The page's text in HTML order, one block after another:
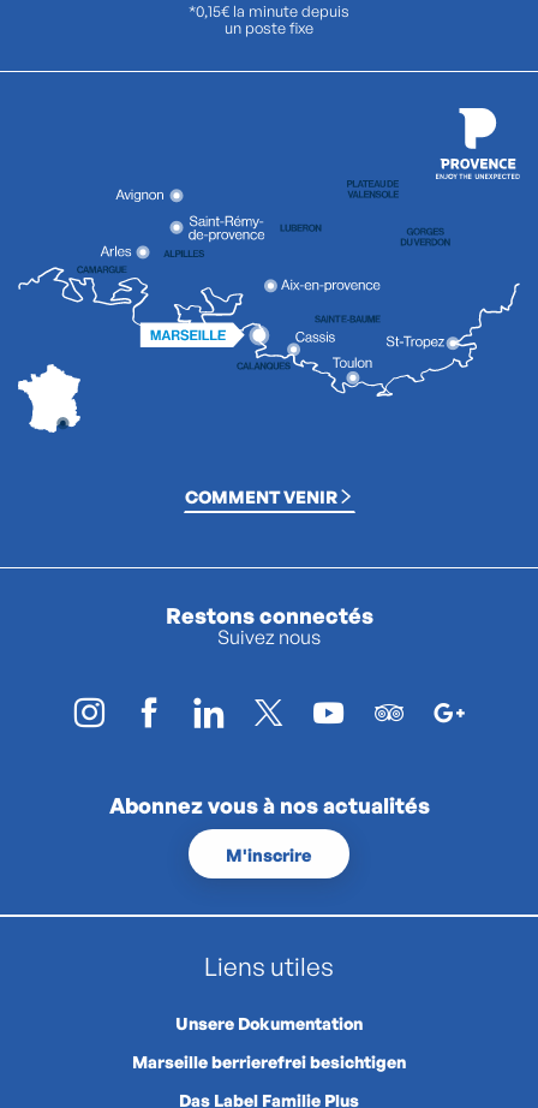
*0,15€ la minute depuis
un poste fixe
COMMENT VENIR
Restons connectés
Suivez nous
Abonnez vous à nos actualités
M'inscrire
Liens utiles
Unsere Dokumentation
Marseille berrierefrei besichtigen
Das Label Familie Plus